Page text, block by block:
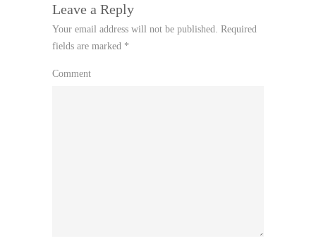
Leave a Reply
Your email address will not be published. Required
fields are marked *
Comment